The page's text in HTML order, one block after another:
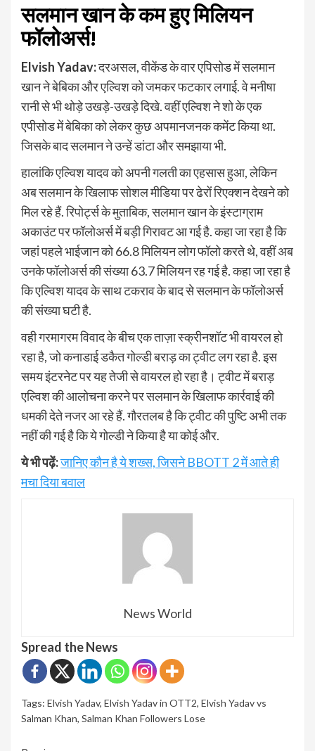
सलमान खान के कम हुए मिलियन
फॉलोअर्स!
Elvish Yadav:दरअसल, वीकेंड के वार एपिसोड में सलमान
खान ने बेबिका और एल्विश को जमकर फटकार लगाई. वे मनीषा
रानी से भी थोड़े उखड़े-उखड़े दिखे. वहीं एल्विश ने शो के एक
एपीसोड में बेबिका को लेकर कुछ अपमानजनक कमेंट किया था.
जिसके बाद सलमान ने उन्हें डांटा और समझाया भी.
हालांकि एल्विश यादव को अपनी गलती का एहसास हुआ, लेकिन
अब सलमान के खिलाफ सोशल मीडिया पर ढेरों रिएक्शन देखने को
मिल रहे हैं. रिपोर्ट्स के मुताबिक, सलमान खान के इंस्टाग्राम
अकाउंट पर फॉलोअर्स में बड़ी गिरावट आ गई है. कहा जा रहा है कि
जहां पहले भाईजान को 66.8 मिलियन लोग फॉलो करते थे, वहीं अब
उनके फॉलोअर्स की संख्या 63.7 मिलियन रह गई है. कहा जा रहा है
कि एल्विश यादव के साथ टकराव के बाद से सलमान के फॉलोअर्स
की संख्या घटी है.
वही गरमागरम विवाद के बीच एक ताज़ा स्क्रीनशॉट भी वायरल हो
रहा है, जो कनाडाई डकैत गोल्डी बराड़ का ट्वीट लग रहा है. इस
समय इंटरनेट पर यह तेजी से वायरल हो रहा है। ट्वीट में बराड़
एल्विश की आलोचना करने पर सलमान के खिलाफ कार्रवाई की
धमकी देते नजर आ रहे हैं. गौरतलब है कि ट्वीट की पुष्टि अभी तक
नहीं की गई है कि ये गोल्डी ने किया है या कोई और.
ये भी पढ़ें:जानिए कौन है ये शख्स, जिसने BBOTT 2 में आते ही
मचा दिया बवाल
News World
Spread the News
Tags: Elvish Yadav, Elvish Yadav in OTT2, Elvish Yadav vs
Salman Khan, Salman Khan Followers Lose